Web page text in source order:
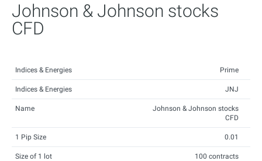
Johnson & Johnson stocks
CFD
Indices & Energies Prime
Indices & Energies JNJ
Name
Johnson & Johnson stocks
CFD
1 Pip Size 0.01
Size of 1 lot 100 contracts